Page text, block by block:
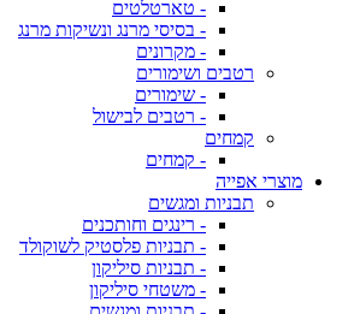
- טארטלטים
- בסיסי מרנג ונשיקות מרנג
- מקרונים
רטבים ושימורים
- שימורים
- רטבים לבישול
קמחים
- קמחים
מוצרי אפייה
תבניות ומגשים
- רינגים וחותכנים
- תבניות פלסטיק לשוקולד
- תבניות סיליקון
- משטחי סיליקון